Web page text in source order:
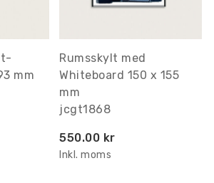
mm
Rumsskylt med
Whiteboard 150 x 155
mm
jcgt1868
550.00 kr
Inkl. moms